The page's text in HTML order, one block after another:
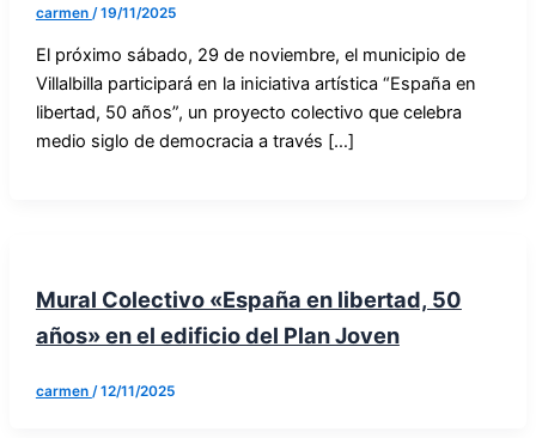
carmen /19/11/2025
El próximo sábado, 29 de noviembre, el municipio de
Villalbilla participará en la iniciativa artística “España en
libertad, 50 años”, un proyecto colectivo que celebra
medio siglo de democracia a través […]
Mural Colectivo «España en libertad, 50
años» en el edificio del Plan Joven
carmen /12/11/2025